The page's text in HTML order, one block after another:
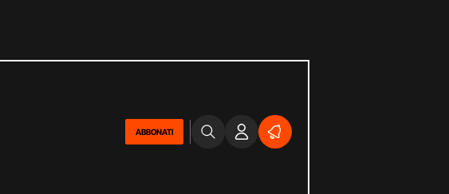
ABBONATI